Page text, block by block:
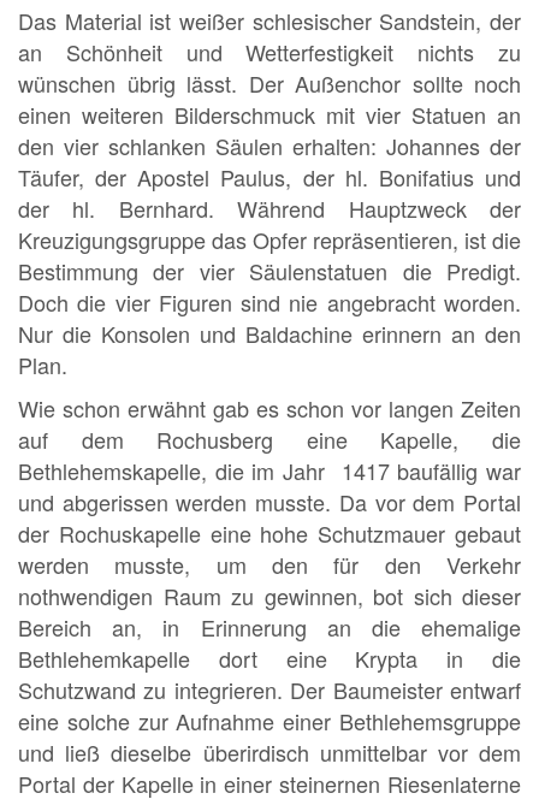
Das Material ist weißer schlesischer Sandstein, der
an Schönheit und Wetterfestigkeit nichts zu
wünschen übrig lässt. Der Außenchor sollte noch
einen weiteren Bilderschmuck mit vier Statuen an
den vier schlanken Säulen erhalten: Johannes der
Täufer, der Apostel Paulus, der hl. Bonifatius und
der hl. Bernhard. Während Hauptzweck der
Kreuzigungsgruppe das Opfer repräsentieren, ist die
Bestimmung der vier Säulenstatuen die Predigt.
Doch die vier Figuren sind nie angebracht worden.
Nur die Konsolen und Baldachine erinnern an den
Plan.
Wie schon erwähnt gab es schon vor langen Zeiten
auf dem Rochusberg eine Kapelle, die
Bethlehemskapelle, die im Jahr 1417 baufällig war
und abgerissen werden musste. Da vor dem Portal
der Rochuskapelle eine hohe Schutzmauer gebaut
werden musste, um den für den Verkehr
nothwendigen Raum zu gewinnen, bot sich dieser
Bereich an, in Erinnerung an die ehemalige
Bethlehemkapelle dort eine Krypta in die
Schutzwand zu integrieren. Der Baumeister entwarf
eine solche zur Aufnahme einer Bethlehemsgruppe
und ließ dieselbe überirdisch unmittelbar vor dem
Portal der Kapelle in einer steinernen Riesenlaterne